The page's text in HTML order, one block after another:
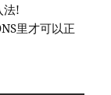
法!
里才可以正